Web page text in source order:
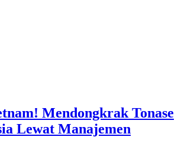
Mendongkrak Tonase
Lewat Manajemen